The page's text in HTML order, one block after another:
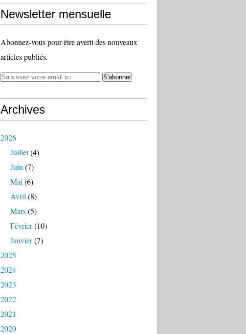
Newsletter mensuelle
Abonnez-vous pour être averti des nouveaux
articles publiés.
Archives
2026
Juillet(4)
Juin (7)
Mai (6)
Avril (8)
Mars(5)
Février(10)
Janvier(7)
2025
2024
2023
2022
2021
2020